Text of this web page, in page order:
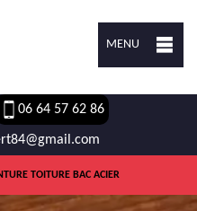
MENU
06 64 57 62 86
TOITURE BAC ACIER